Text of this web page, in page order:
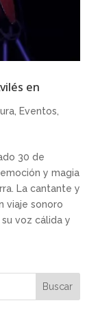
en
, Eventos
30 de
y magia
La cantante y
viaje sonoro
voz cálida y
Buscar